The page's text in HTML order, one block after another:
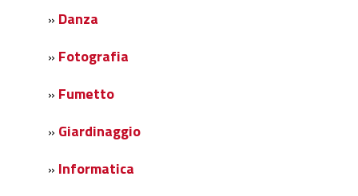
» Danza
» Fotografia
» Fumetto
» Giardinaggio
» Informatica